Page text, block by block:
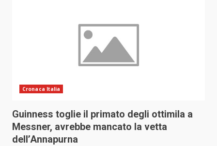
Cronaca Italia
Guinness toglie il primato degli ottimila a
Messner, avrebbe mancato la vetta
dell’Annapurna